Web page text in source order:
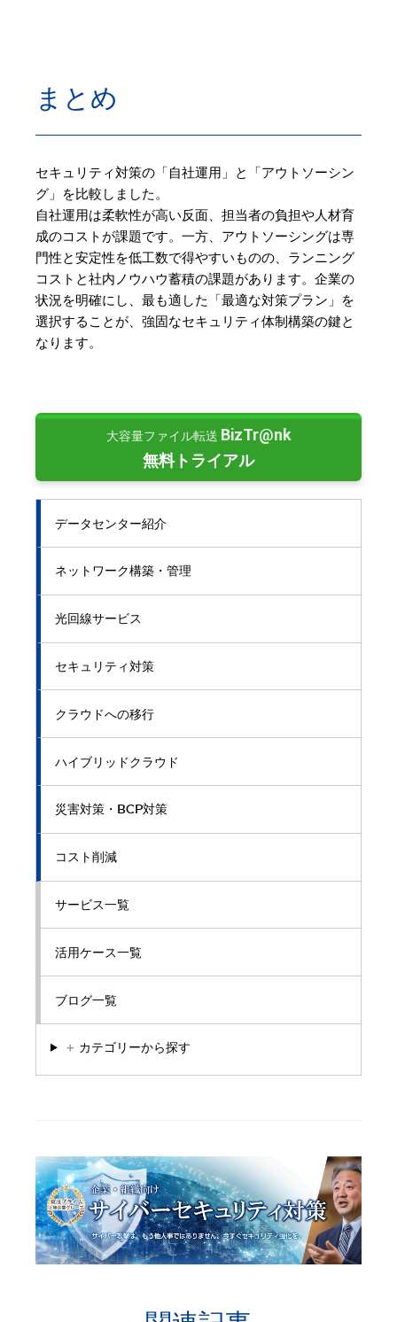
まとめ
セキュリティ対策の「自社運用」と「アウトソーシン
グ」を比較しました。
自社運用は柔軟性が高い反面、担当者の負担や人材育
成のコストが課題です。一方、アウトソーシングは専
門性と安定性を低工数で得やすいものの、ランニング
コストと社内ノウハウ蓄積の課題があります。企業の
状況を明確にし、最も適した「最適な対策プラン」を
選択することが、強固なセキュリティ体制構築の鍵と
なります。
大容量ファイル転送 BizTr@nk
無料トライアル
データセンター紹介
ネットワーク構築・管理
光回線サービス
セキュリティ対策
クラウドへの移行
ハイブリッドクラウド
災害対策・BCP対策
コスト削減
サービス一覧
活用ケース一覧
ブログ一覧
＋ カテゴリーから探す